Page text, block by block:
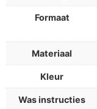
Formaat
Materiaal
Kleur
Was instructies